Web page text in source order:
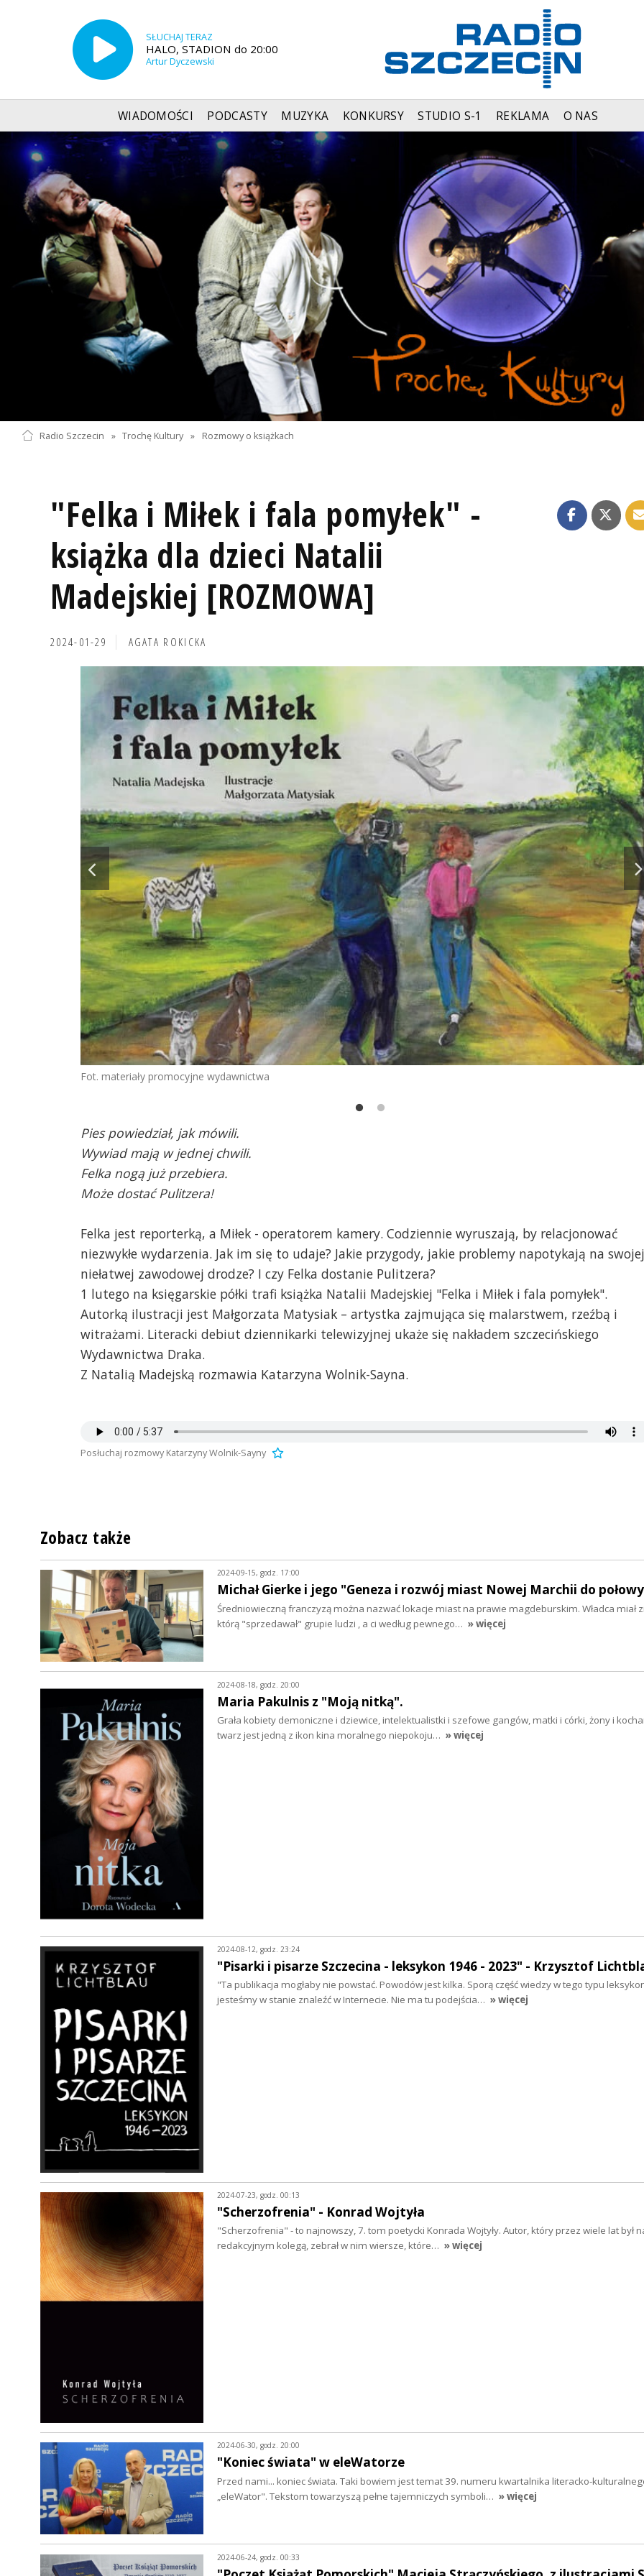
SŁUCHAJ TERAZ
HALO, STADION do 20:00
Artur Dyczewski
WIADOMOŚCI PODCASTY MUZYKA KONKURSY STUDIO S-1 REKLAMA O NAS
Radio Szczecin » Trochę Kultury » Rozmowy o książkach
"Felka i Miłek i fala pomyłek" -
książka dla dzieci Natalii
Madejskiej [ROZMOWA]
2024-01-29 AGATA ROKICKA
Fot. materiały promocyjne wydawnictwa
Pies powiedział, jak mówili.
Wywiad mają w jednej chwili.
Felka nogą już przebiera.
Może dostać Pulitzera!
Felka jest reporterką, a Miłek - operatorem kamery. Codziennie wyruszają, by relacjonować
niezwykłe wydarzenia. Jak im się to udaje? Jakie przygody, jakie problemy napotykają na swojej
niełatwej zawodowej drodze? I czy Felka dostanie Pulitzera?
1 lutego na księgarskie półki trafi książka Natalii Madejskiej "Felka i Miłek i fala pomyłek".
Autorką ilustracji jest Małgorzata Matysiak – artystka zajmująca się malarstwem, rzeźbą i
witrażami. Literacki debiut dziennikarki telewizyjnej ukaże się nakładem szczecińskiego
Wydawnictwa Draka.
Z Natalią Madejską rozmawia Katarzyna Wolnik-Sayna.
Posłuchaj rozmowy Katarzyny Wolnik-Sayny
Zobacz także
2024-09-15, godz. 17:00
Michał Gierke i jego "Geneza i rozwój miast Nowej Marchii do
Średniowieczną franczyzą można nazwać lokacje miast na prawie magdeburskim. Władca miał
którą "sprzedawał" grupie ludzi , a ci według pewnego… » więcej
2024-08-18, godz. 20:00
Maria Pakulnis z "Moją nitką".
Grała kobiety demoniczne i dziewice, intelektualistki i szefowe gangów, matki i córki, żony i
twarz jest jedną z ikon kina moralnego niepokoju… » więcej
2024-08-12, godz. 23:24
"Pisarki i pisarze Szczecina - leksykon 1946 - 2023" - Krzysztof
"Ta publikacja mogłaby nie powstać. Powodów jest kilka. Sporą część wiedzy w tego typu
jesteśmy w stanie znaleźć w Internecie. Nie ma tu podejścia… » więcej
2024-07-23, godz. 00:13
"Scherzofrenia" - Konrad Wojtyła
"Scherzofrenia" - to najnowszy, 7. tom poetycki Konrada Wojtyły. Autor, który przez wiele lat był
redakcyjnym kolegą, zebrał w nim wiersze, które… » więcej
2024-06-30, godz. 20:00
"Koniec świata" w eleWatorze
Przed nami... koniec świata. Taki bowiem jest temat 39. numeru kwartalnika literacko-
„eleWator". Tekstom towarzyszą pełne tajemniczych symboli… » więcej
2024-06-24, godz. 00:33